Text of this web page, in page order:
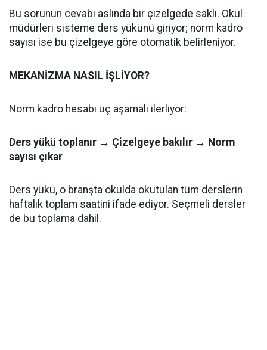
Bu sorunun cevabı aslında bir çizelgede saklı. Okul
müdürleri sisteme ders yükünü giriyor; norm kadro
sayısı ise bu çizelgeye göre otomatik belirleniyor.
MEKANİZMA NASIL İŞLİYOR?
Norm kadro hesabı üç aşamalı ilerliyor:
Ders yükü toplanır → Çizelgeye bakılır → Norm
sayısı çıkar
Ders yükü, o branşta okulda okutulan tüm derslerin
haftalık toplam saatini ifade ediyor. Seçmeli dersler
de bu toplama dahil.